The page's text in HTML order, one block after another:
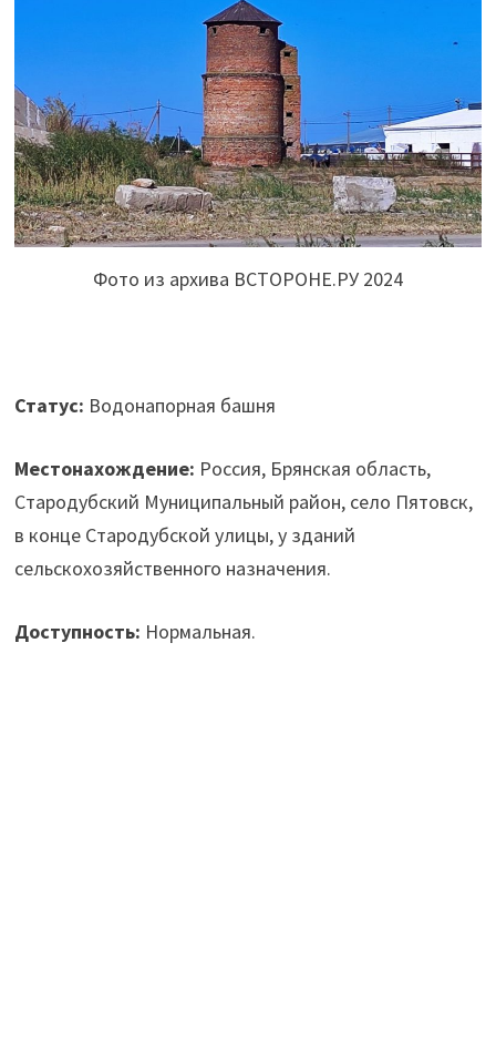
Фото из архива ВСТОРОНЕ.РУ 2024
Статус: Водонапорная башня
Местонахождение: Россия, Брянская область,
Стародубский Муниципальный район, село Пятовск,
в конце Стародубской улицы, у зданий
сельскохозяйственного назначения.
Доступность: Нормальная.